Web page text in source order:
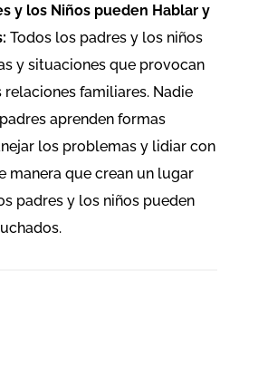
y los Niños pueden Hablar y
Todos los padres y los niños
y situaciones que provocan
relaciones familiares. Nadie
aprenden formas
los problemas y lidiar con
manera que crean un lugar
padres y los niños pueden